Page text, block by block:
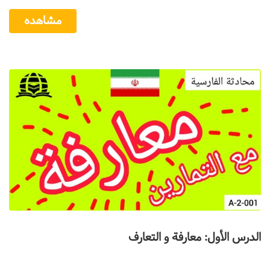
مشاهده
الدرس الأول: معارفة و التعارف